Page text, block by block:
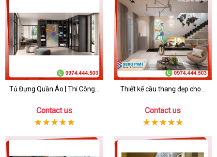
Tủ Đựng Quần Áo | Thi Công...
Contact us
Thiết kế cầu thang đẹp cho...
Contact us